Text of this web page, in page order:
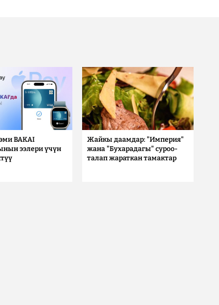
BAKAI
ээлери үчүн
Жайкы даамдар: "Империя"
жана "Бухарадагы" суроо-
талап жараткан тамактар